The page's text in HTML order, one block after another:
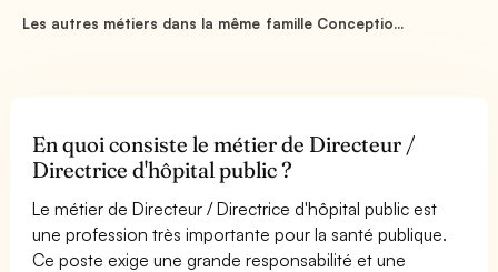
Les autres métiers dans la même famille Conceptio...
En quoi consiste le métier de Directeur /
Directrice d'hôpital public ?
Le métier de Directeur / Directrice d'hôpital public est
une profession très importante pour la santé publique.
Ce poste exige une grande responsabilité et une